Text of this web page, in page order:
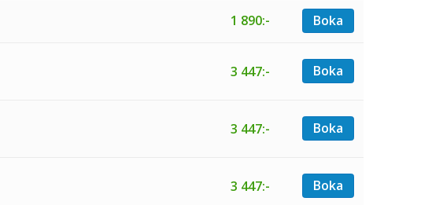
1 890:- Boka
3 447:- Boka
3 447:- Boka
3 447:- Boka